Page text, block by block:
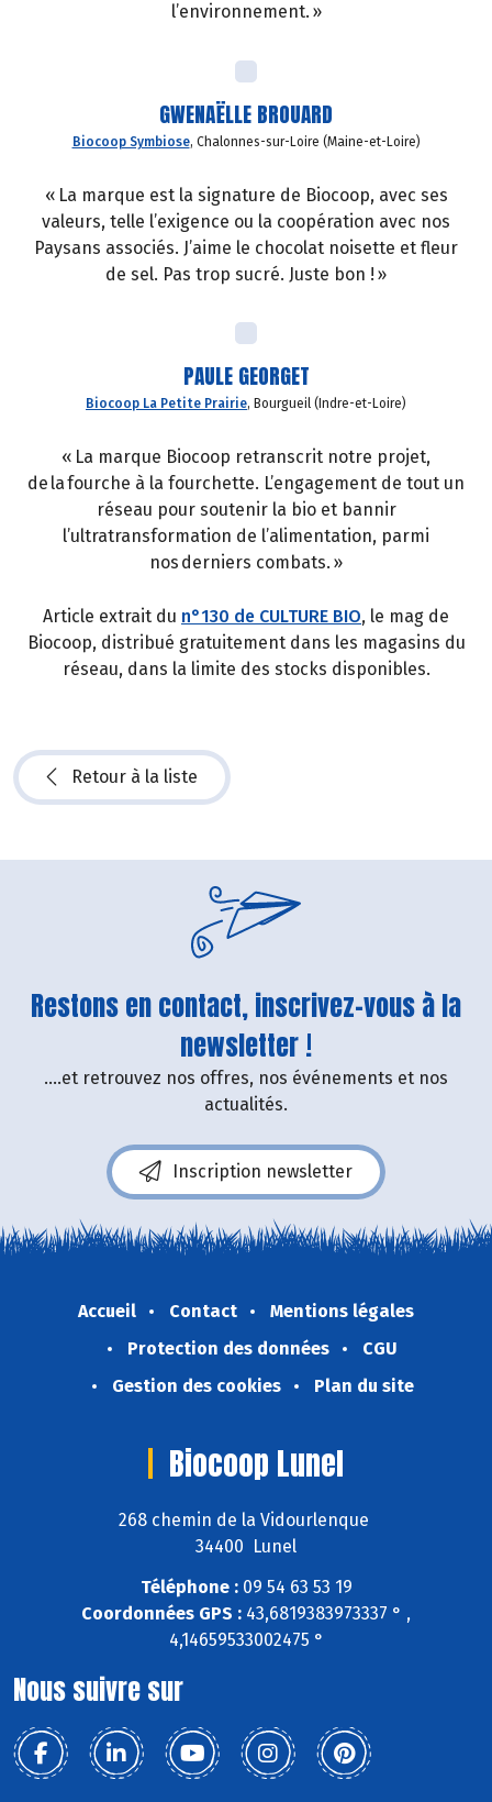
l’environnement. »
GWENAËLLE BROUARD
Biocoop Symbiose, Chalonnes-sur-Loire (Maine-et-Loire)
« La marque est la signature de Biocoop, avec ses
valeurs, telle l’exigence ou la coopération avec nos
Paysans associés. J’aime le chocolat noisette et fleur
de sel. Pas trop sucré. Juste bon ! »
PAULE GEORGET
Biocoop La Petite Prairie, Bourgueil (Indre-et-Loire)
« La marque Biocoop retranscrit notre projet,
de la fourche à la fourchette. L’engagement de tout un
réseau pour soutenir la bio et bannir
l’ultratransformation de l’alimentation, parmi
nos derniers combats. »
Article extrait du n°130 de CULTURE BIO, le mag de
Biocoop, distribué gratuitement dans les magasins du
réseau, dans la limite des stocks disponibles.
Retour à la liste
Restons en contact, inscrivez-vous à la
newsletter !
....et retrouvez nos offres, nos événements et nos
actualités.
Inscription newsletter
Accueil Contact
Mentions légales
Protection des données
CGU
Gestion des cookies
Plan du site
Biocoop Lunel
268 chemin de la Vidourlenque
34400 Lunel
Téléphone :09 54 63 53 19
Coordonnées GPS : 43,6819383973337 ° ,
4,14659533002475 °
Nous suivre sur